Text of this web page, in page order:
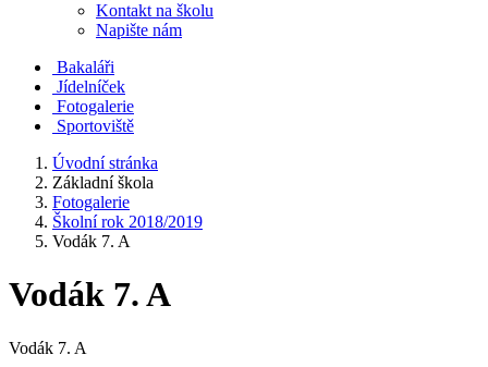
Kontakt na školu
Napište nám
Bakaláři
Jídelníček
Fotogalerie
Sportoviště
Úvodní stránka
Základní škola
Fotogalerie
Školní rok 2018/2019
Vodák 7. A
Vodák 7. A
Vodák 7. A